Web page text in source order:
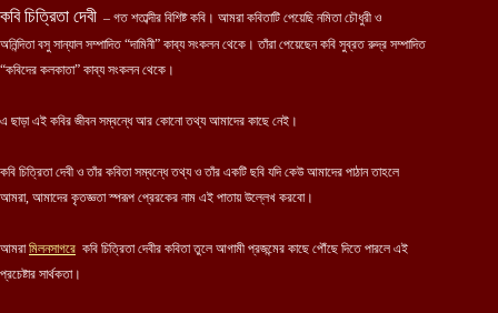
কবি চিত্রিতা দেবী – গত শতাব্দীর বিশিষ্ট কবি। আমরা কবিতাটি পেয়েছি নমিতা চৌধুরী ও
অনিন্দিতা বসু সান্যাল সম্পাদিত “দামিনী” কাব্য সংকলন থেকে। তাঁরা পেয়েছেন কবি সুব্রত রুদ্র সম্পাদিত
“কবিদের কলকাতা” কাব্য সংকলন থেকে।
এ ছাড়া এই কবির জীবন সম্বন্ধে আর কোনো তথ্য আমাদের কাছে নেই।
কবি চিত্রিতা দেবী ও তাঁর কবিতা সম্বন্ধে তথ্য ও তাঁর একটি ছবি যদি কেউ আমাদের পাঠান তাহলে
আমরা, আমাদের কৃতজ্ঞতা স্পরূপ প্রেরকের নাম এই পাতায় উল্লেখ করবো।
আমরামিলনসাগরে কবি চিত্রিতা দেবীর কবিতা তুলে আগামী প্রজন্মের কাছে পৌঁছে দিতে পারলে এই
প্রচেষ্টার সার্থকতা।